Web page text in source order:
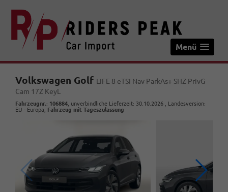
Menü
Volkswagen Golf LIFE 8 eTSI Nav ParkAs+ SHZ PrivG
Cam 17Z KeyL
Fahrzeugnr.: 106884 , unverbindliche Lieferzeit: 30.10.2026 , Landesversion:
EU - Europa, Fahrzeug mit Tageszulassung